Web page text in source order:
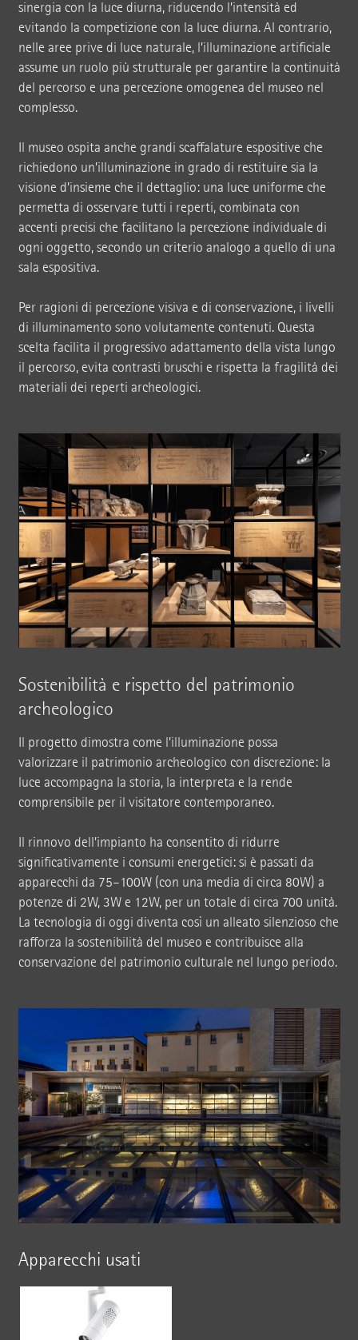
sinergia con la luce diurna, riducendo l’intensità ed
evitando la competizione con la luce diurna. Al contrario,
nelle aree prive di luce naturale, l’illuminazione artificiale
assume un ruolo più strutturale per garantire la continuità
del percorso e una percezione omogenea del museo nel
complesso.
Il museo ospita anche grandi scaffalature espositive che
richiedono un’illuminazione in grado di restituire sia la
visione d’insieme che il dettaglio: una luce uniforme che
permetta di osservare tutti i reperti, combinata con
accenti precisi che facilitano la percezione individuale di
ogni oggetto, secondo un criterio analogo a quello di una
sala espositiva.
Per ragioni di percezione visiva e di conservazione, i livelli
di illuminamento sono volutamente contenuti. Questa
scelta facilita il progressivo adattamento della vista lungo
il percorso, evita contrasti bruschi e rispetta la fragilità dei
materiali dei reperti archeologici.
Sostenibilità e rispetto del patrimonio
archeologico
Il progetto dimostra come l’illuminazione possa
valorizzare il patrimonio archeologico con discrezione: la
luce accompagna la storia, la interpreta e la rende
comprensibile per il visitatore contemporaneo.
Il rinnovo dell’impianto ha consentito di ridurre
significativamente i consumi energetici: si è passati da
apparecchi da 75–100W (con una media di circa 80W) a
potenze di 2W, 3W e 12W, per un totale di circa 700 unità.
La tecnologia di oggi diventa così un alleato silenzioso che
rafforza la sostenibilità del museo e contribuisce alla
conservazione del patrimonio culturale nel lungo periodo.
Apparecchi usati